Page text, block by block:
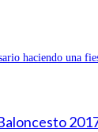
haciendo una